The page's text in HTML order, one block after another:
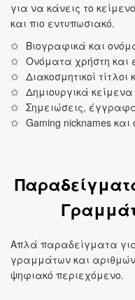
για να κάνεις το
και πιο εντυπωσιακό.
Βιογραφικά και
Ονόματα χρήστη
Διακοσμητικοί τίτλοι
Δημιουργικά
Σημειώσεις,
Gaming nicknames
Απλά παραδείγματα
γραμμάτων και
ψηφιακό περιεχόμενο.